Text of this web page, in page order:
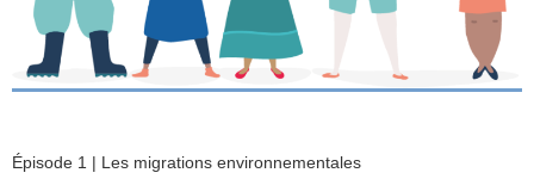
Épisode 1 | Les migrations environnementales